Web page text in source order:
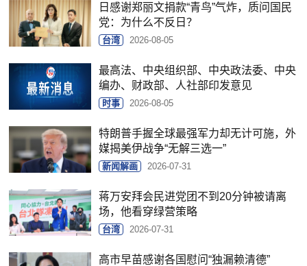
日感谢郑丽文捐款“青鸟”气炸，质问国民
党：为什么不反日？
台湾 2026-08-05
最高法、中央组织部、中央政法委、中央
编办、财政部、人社部印发意见
时事 2026-08-05
特朗普手握全球最强军力却无计可施，外
媒揭美伊战争“无解三选一”
新闻解画 2026-07-31
蒋万安拜会民进党团不到20分钟被请离
场，他看穿绿营策略
台湾 2026-07-31
高市早苗感谢各国慰问“独漏赖清德”